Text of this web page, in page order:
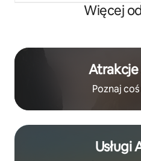
Więcej
Poznaj
Usługi